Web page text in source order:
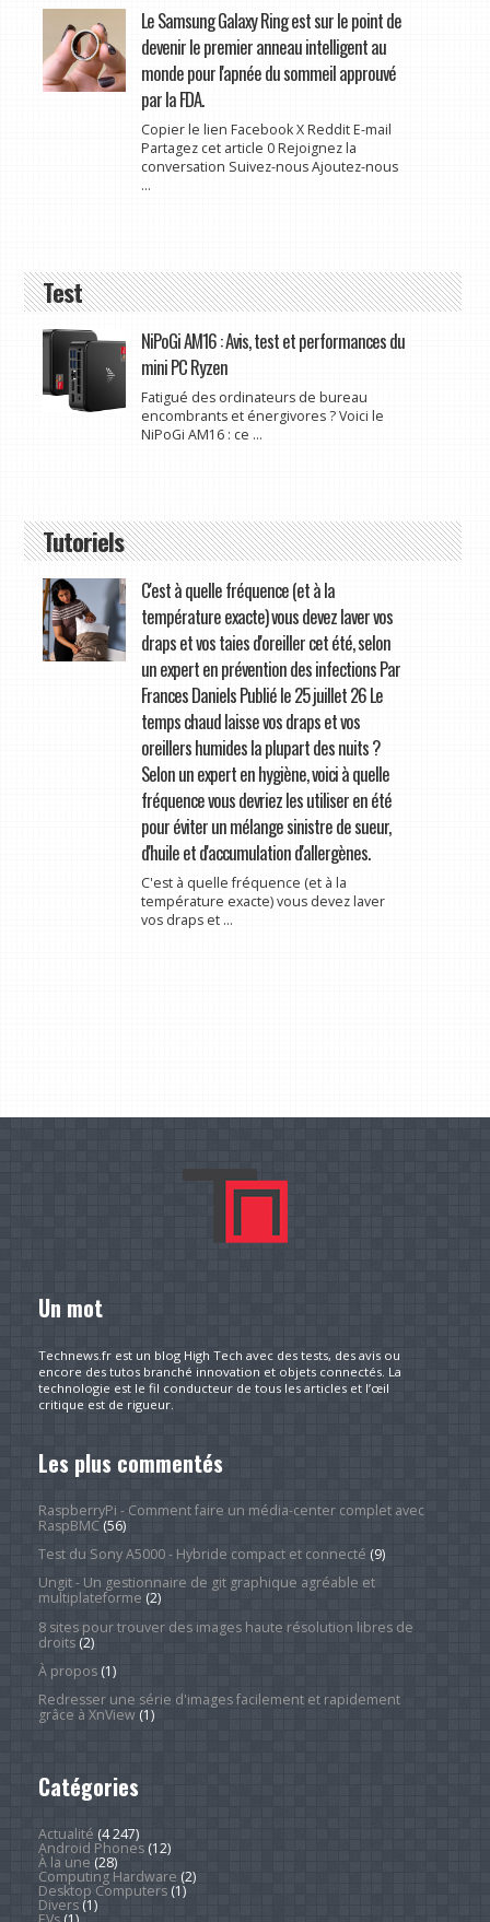
Le Samsung Galaxy Ring est sur le point de
devenir le premier anneau intelligent au
monde pour l'apnée du sommeil approuvé
par la FDA.
Copier le lien Facebook X Reddit E-mail
Partagez cet article 0 Rejoignez la
conversation Suivez-nous Ajoutez-nous
...
Test
NiPoGi AM16 : Avis, test et performances du
mini PC Ryzen
Fatigué des ordinateurs de bureau
encombrants et énergivores ? Voici le
NiPoGi AM16 : ce ...
Tutoriels
C'est à quelle fréquence (et à la
température exacte) vous devez laver vos
draps et vos taies d'oreiller cet été, selon
un expert en prévention des infections Par
Frances Daniels Publié le 25 juillet 26 Le
temps chaud laisse vos draps et vos
oreillers humides la plupart des nuits ?
Selon un expert en hygiène, voici à quelle
fréquence vous devriez les utiliser en été
pour éviter un mélange sinistre de sueur,
d'huile et d'accumulation d'allergènes.
C'est à quelle fréquence (et à la
température exacte) vous devez laver
vos draps et ...
Un mot
Technews.fr est un blog High Tech avec des tests, des avis ou
encore des tutos branché innovation et objets connectés. La
technologie est le fil conducteur de tous les articles et l’œil
critique est de rigueur.
Les plus commentés
RaspberryPi - Comment faire un média-center complet avec
RaspBMC(56)
Test du Sony A5000 - Hybride compact et connecté (9)
Ungit - Un gestionnaire de git graphique agréable et
multiplateforme (2)
8 sites pour trouver des images haute résolution libres de
droits(2)
À propos(1)
Redresser une série d'images facilement et rapidement
grâce à XnView(1)
Catégories
Actualité (4 247)
Android Phones(12)
À la une (28)
Computing Hardware (2)
Desktop Computers(1)
Divers(1)